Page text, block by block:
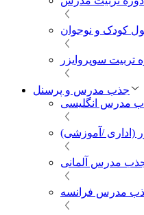
جذب مدرس و پرسنل
مدرس انگلیسی
(اداری /آموزشی)
مدرس آلمانی
مدرس فرانسه